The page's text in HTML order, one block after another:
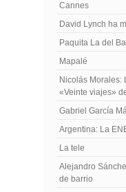
Cannes
David Lynch ha
Paquita La del
Mapalé
Nicolás Morales:
«Veinte viajes»
Gabriel García
Argentina: La
La tele
Alejandro
de barrio